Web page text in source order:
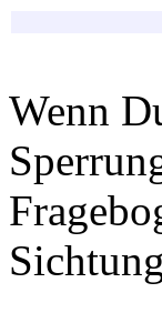
Wenn